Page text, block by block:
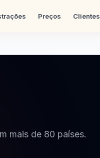
Preços Clientes
mais de 80 países.